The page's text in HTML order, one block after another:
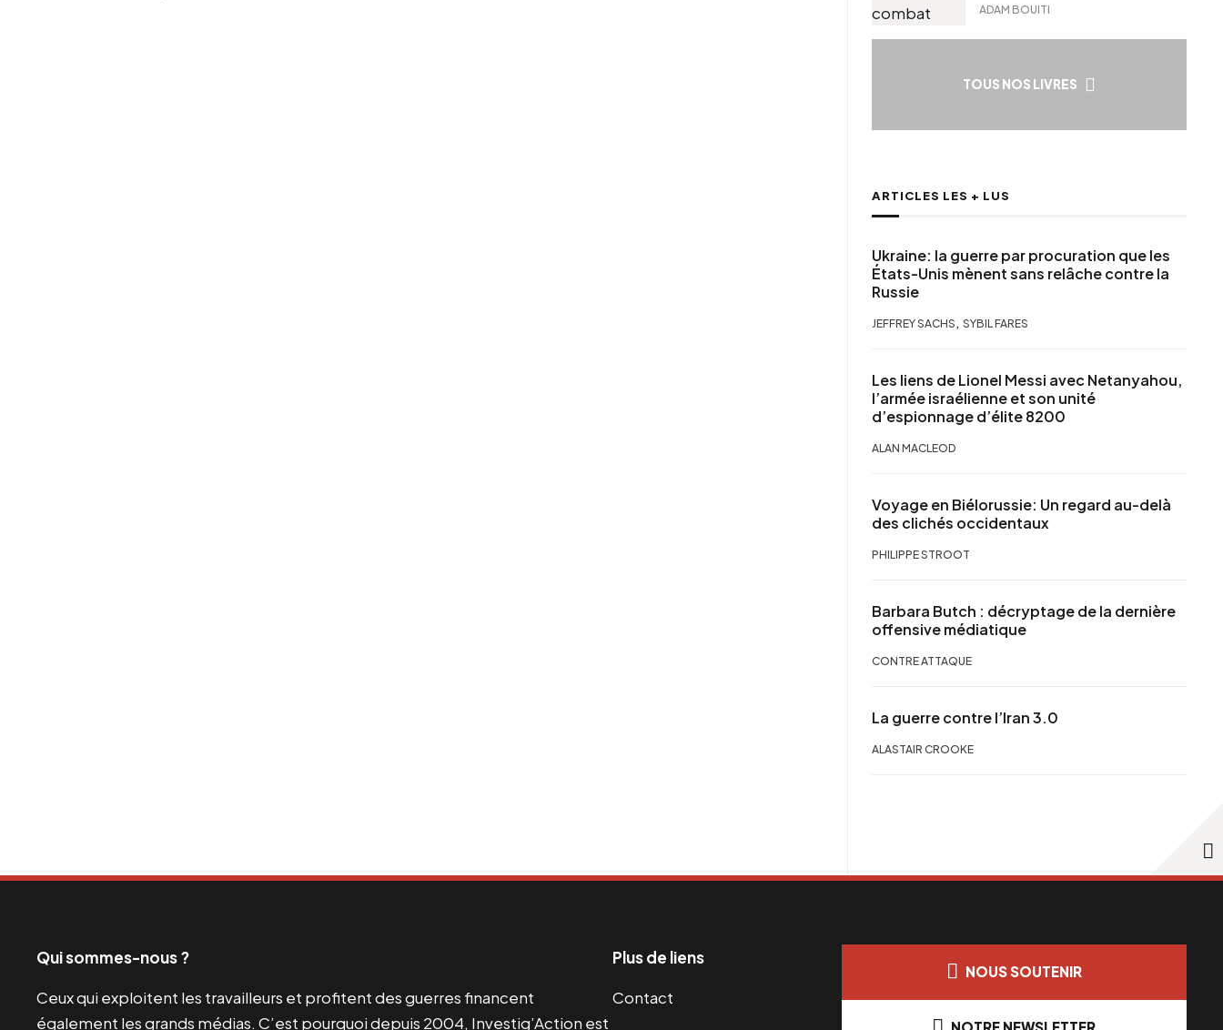
ADAM BOUITI
TOUS NOS LIVRES
ARTICLES LES + LUS
Ukraine: la guerre par procuration que les
États-Unis mènent sans relâche contre la
Russie
JEFFREY SACHS , SYBIL FARES
Les liens de Lionel Messi avec Netanyahou,
l’armée israélienne et son unité
d’espionnage d’élite 8200
ALAN MACLEOD
Voyage en Biélorussie: Un regard au-delà
des clichés occidentaux
PHILIPPE STROOT
Barbara Butch : décryptage de la dernière
offensive médiatique
CONTRE ATTAQUE
La guerre contre l’Iran 3.0
ALASTAIR CROOKE
Qui sommes-nous ?
Ceux qui exploitent les travailleurs et profitent des guerres financent
également les grands médias. C’est pourquoi depuis 2004, Investig’Action est
Plus de liens
Contact
NOUS SOUTENIR